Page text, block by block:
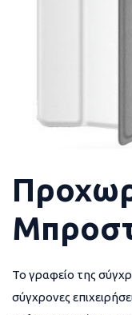
Το γραφείο της
σύγχρονες